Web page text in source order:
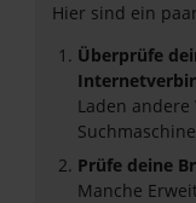
Hier sind ein
Überprüfe
Laden
Prüfe deine
Manche